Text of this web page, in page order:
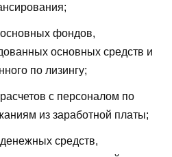
фондов,
основных средств и
по лизингу;
с персоналом по
из заработной платы;
средств,